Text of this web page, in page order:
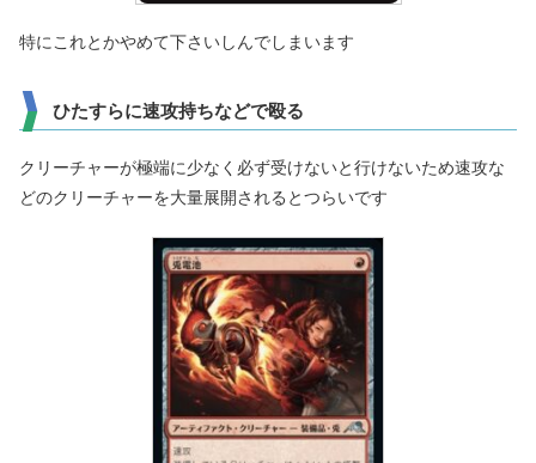
特にこれとかやめて下さいしんでしまいます
ひたすらに速攻持ちなどで殴る
クリーチャーが極端に少なく必ず受けないと行けないため速攻な
どのクリーチャーを大量展開されるとつらいです